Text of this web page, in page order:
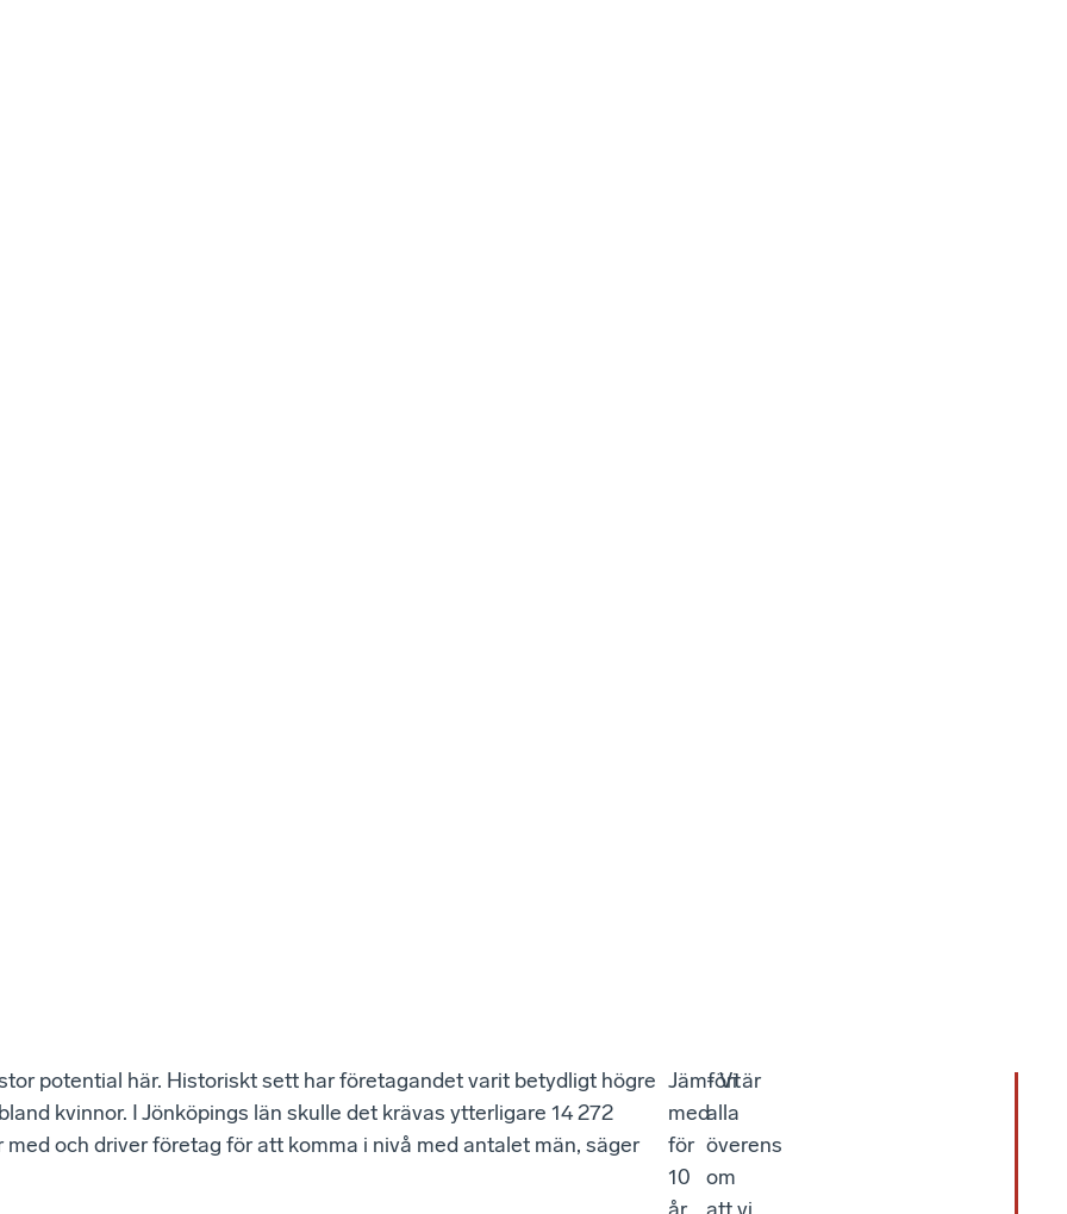
potential här. Historiskt sett har företagandet varit betydligt högre
kvinnor. I Jönköpings län skulle det krävas ytterligare 14 272
med och driver företag för att komma i nivå med antalet män, säger
Jämfört
med
för
10
- Vi är
alla
överens
om